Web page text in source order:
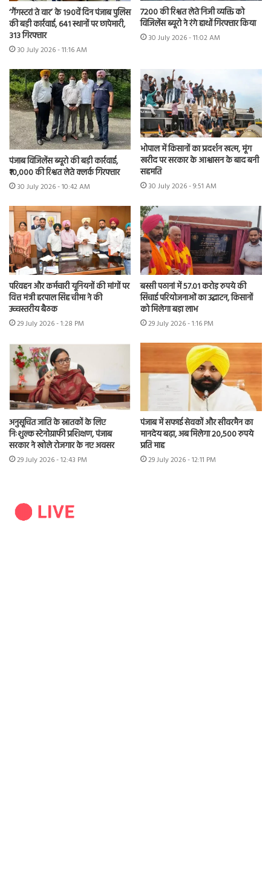
‘गैंगस्टरां ते वार’ के 190वें दिन पंजाब पुलिस
की बड़ी कार्रवाई, 641 स्थानों पर छापेमारी,
313 गिरफ्तार
30 July 2026 - 11:16 AM
7200 की रिश्वत लेते निजी व्यक्ति को
विजिलेंस ब्यूरो ने रंगे हाथों गिरफ्तार किया
30 July 2026 - 11:02 AM
पंजाब विजिलेंस ब्यूरो की बड़ी कार्रवाई,
₹10,000 की रिश्वत लेते क्लर्क गिरफ्तार
30 July 2026 - 10:42 AM
भोपाल में किसानों का प्रदर्शन खत्म, मूंग
खरीद पर सरकार के आश्वासन के बाद बनी
सहमति
30 July 2026 - 9:51 AM
परिवहन और कर्मचारी यूनियनों की मांगों पर
वित्त मंत्री हरपाल सिंह चीमा ने की
उच्चस्तरीय बैठक
29 July 2026 - 1:28 PM
बस्सी पठानां में 57.01 करोड़ रुपये की
सिंचाई परियोजनाओं का उद्घाटन, किसानों
को मिलेगा बड़ा लाभ
29 July 2026 - 1:16 PM
अनुसूचित जाति के स्नातकों के लिए
निःशुल्क स्टेनोग्राफी प्रशिक्षण, पंजाब
सरकार ने खोले रोजगार के नए अवसर
29 July 2026 - 12:43 PM
पंजाब में सफाई सेवकों और सीवरमैन का
मानदेय बढ़ा, अब मिलेगा 20,500 रुपये
प्रति माह
29 July 2026 - 12:11 PM